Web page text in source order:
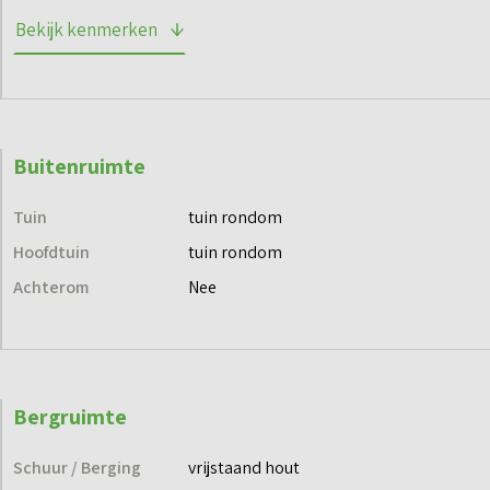
Bekijk kenmerken
Buitenruimte
Tuin
tuin rondom
Hoofdtuin
tuin rondom
Achterom
Nee
Bergruimte
Schuur / Berging vrijstaand hout